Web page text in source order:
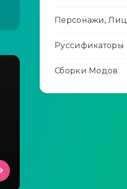
Персонажи,
Руссификаторы
Сборки Модов